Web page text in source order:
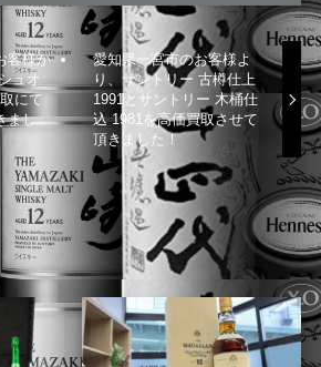
客様か
ュオ
にて
まし
愛知県一宮市のお客様よ
り、サントリー 古樽仕上
1991とサントリー 木桶仕
込 1981を高価買取させて
頂きました！